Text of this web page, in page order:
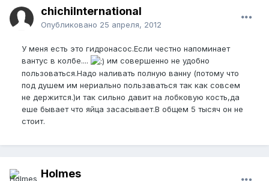
chichiInternational
Опубликовано 25 апреля, 2012
У меня есть это гидронасос.Если честно напоминает
вантус в колбе....
им совершенно не удобно
пользоваться.Надо наливать полную ванну (потому что
под душем им нериально пользаваться так как совсем
не держится.)и так сильно давит на лобковую кость,да
еше бывает что яйца засасывает.В общем 5 тысяч он не
стоит.
Holmes